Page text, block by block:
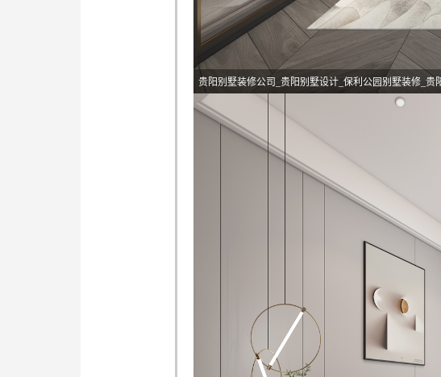
贵阳别墅装修公司_贵阳别墅设计_保利公园别墅装修_贵